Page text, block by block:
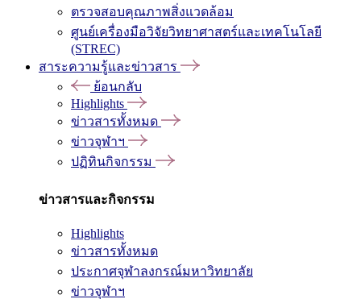
ตรวจสอบคุณภาพสิ่งแวดล้อม
ศูนย์เครื่องมือวิจัยวิทยาศาสตร์และเทคโนโลยี
(STREC)
สาระความรู้และข่าวสาร
ย้อนกลับ
Highlights
ข่าวสารทั้งหมด
ข่าวจุฬาฯ
ปฏิทินกิจกรรม
ข่าวสารและกิจกรรม
Highlights
ข่าวสารทั้งหมด
ประกาศจุฬาลงกรณ์มหาวิทยาลัย
ข่าวจุฬาฯ